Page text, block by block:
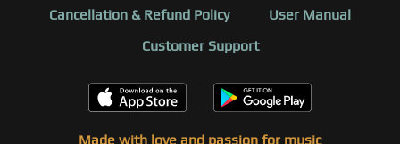
Cancellation & Refund Policy
User Manual
Customer Support
Made with love and passion for music